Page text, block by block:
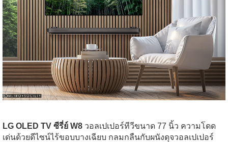
LG OLED TV ซีรี่ย์ W8 วอลเปเปอร์ทีวีขนาด 77 นิ้ว ความโดด
เด่นด้วยดีไซน์ไร้ขอบบางเฉียบ กลมกลืนกับผนังดุจวอลเปเปอร์